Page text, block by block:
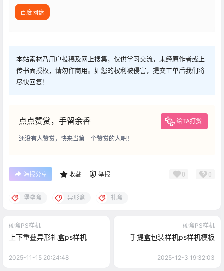
百度网盘
本站素材乃用户投稿及网上搜集，仅供学习交流，未经原作者或上
传书面授权，请勿作商用。如您的权利被侵害，提交工单后我们将
尽快回复！
点点赞赏，手留余香 给TA打赏
还没有人赞赏，快来当第一个赞赏的人吧！
海报分享 收藏 举报 0 0
堡垒盒 异形盒 礼盒
硬盒PS样机
上下重叠异形礼盒ps样机
2025-11-15 20:24:48
硬盒PS样机
手提盒包装样机ps样机模板
2025-12-3 19:32:03